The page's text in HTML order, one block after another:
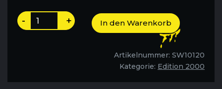
Im
Zentrum
61
- + In den Warenkorb
Artikelnummer: SW10120
Kategorie: Edition 2000